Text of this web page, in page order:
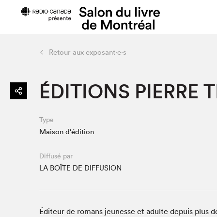
Horaires et tarifs
Se rendre au Salon
Accessibilité
Code de conduite
Liste des
Retour aux exposant·e·s
ÉDITIONS PIERRE
Type
Maison d'édition
Diffusé par
LA BOÎTE DE DIFFUSION
Éditeur de romans jeunesse et adulte depuis plus